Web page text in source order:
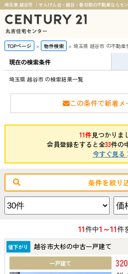
埼玉県 越谷市 ｜せんげん台・越谷・春日部の不動産ならセ
TOPページ 物件検索 埼玉県 越谷市 の不動産
現在の検索条件
埼玉県 越谷市 の検索結果一覧
この条件で新着メ
11件見つかりま
会員登録をすると全33件の
今すぐ見る
条件を絞り
11件中1～11件
値下がり 越谷市大杉の中古一戸建て
一戸建て